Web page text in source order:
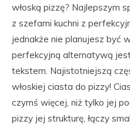
włoską pizzę? Najlepszym
z szefami kuchni z
jednakże nie planujesz być
perfekcyjną alternatywą
tekstem. Najistotniejszą
włoskiej ciasta do pizzy!
czymś więcej, niż tylko jej
pizzy jej strukturę, łączy